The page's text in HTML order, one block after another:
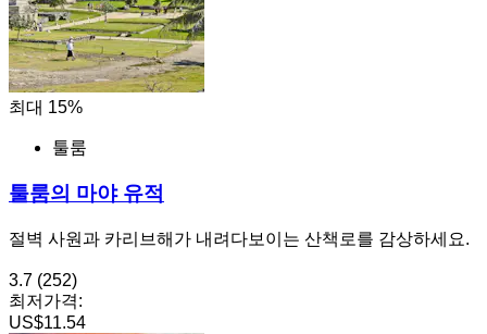
최대 15%
툴룸
툴룸의 마야 유적
절벽 사원과 카리브해가 내려다보이는 산책로를 감상하세요.
3.7 (252)
최저가격:
US$11.54